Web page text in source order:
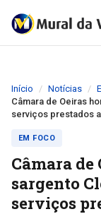
Início Notícias
Câmara de Oeiras
serviços prestados
EM FOCO
Câmara de
sargento
serviços